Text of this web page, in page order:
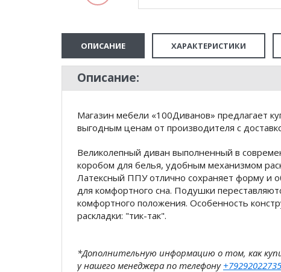
ОПИСАНИЕ ХАРАКТЕРИСТИКИ
Описание:
Магазин мебели «100Диванов» предлагает
выгодным ценам от производителя с
Великолепный диван выполненный в
коробом для белья, удобным механизмом
Латексный ППУ отлично сохраняет форму и
для комфортного сна. Подушки
комфортного положения. Особенность
раскладки: "тик-так".
*Дополнительную информацию о том, как
у нашего менеджера по телефону +79292022735